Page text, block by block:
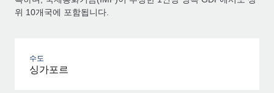
위 10개국에 포함됩니다.
수도
싱가포르